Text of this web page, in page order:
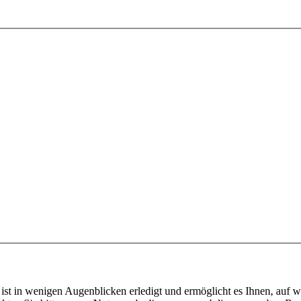
in wenigen Augenblicken erledigt und ermöglicht es Ihnen, auf